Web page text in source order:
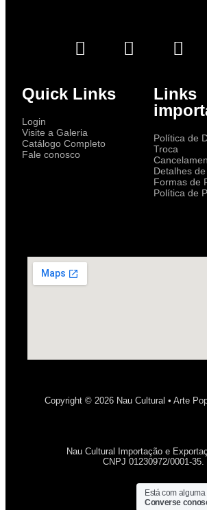
Quick Links
Login
Visite a Galeria
Catálogo Completo
Fale conosco
Links
Política de
Troca
Detalhes
Formas de
Política de
Copyright © 2026 Nau Cultural • Arte
Nau Cultural Importação e
CNPJ 01230972/0001-35.
Está com
Converse